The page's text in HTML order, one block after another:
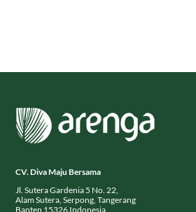
CV. Diva Maju Bersama
Jl. Sutera Gardenia 5 No. 22,
Alam Sutera, Serpong, Tangerang
Banten 15326 Indonesia